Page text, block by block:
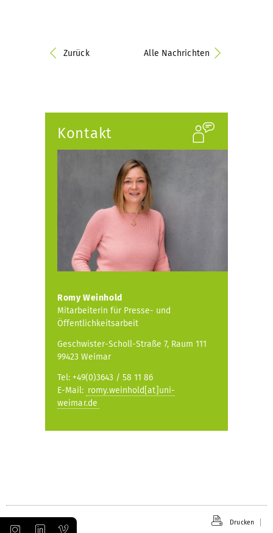
Zurück Alle Nachrichten
Kontakt
Romy Weinhold
Mitarbeiterin für Presse- und
Öffentlichkeitsarbeit
Geschwister-Scholl-Straße 7, Raum 111
99423 Weimar
Tel: +49(0)3643 / 58 11 86
E-Mail: romy.weinhold[at]uni-
weimar.de
Drucken